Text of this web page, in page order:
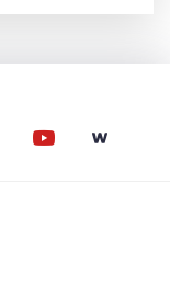
arazi modern